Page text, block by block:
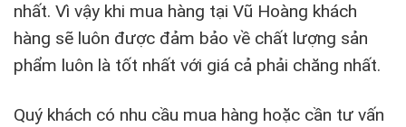
nhất. Vì vậy khi mua hàng tại Vũ Hoàng khách
hàng sẽ luôn được đảm bảo về chất lượng sản
phẩm luôn là tốt nhất với giá cả phải chăng nhất.
Quý khách có nhu cầu mua hàng hoặc cần tư vấn